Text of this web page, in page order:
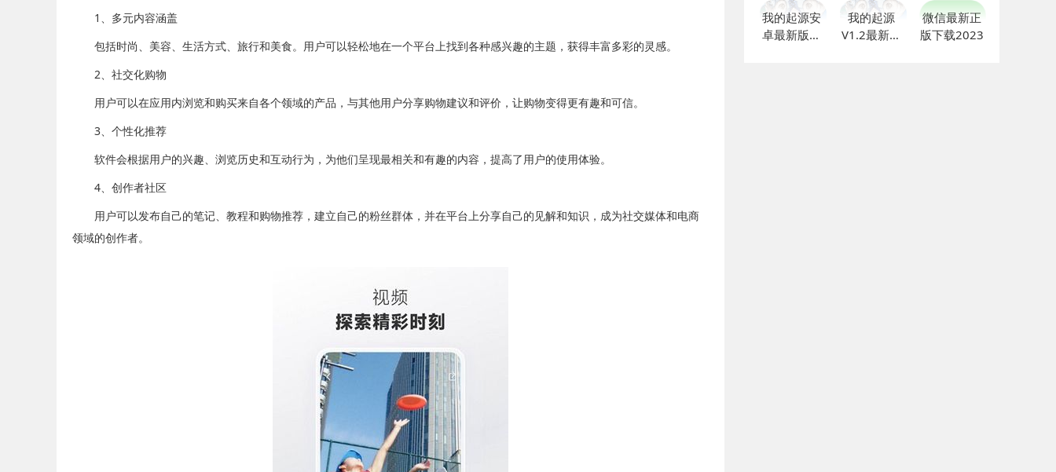
1、多元内容涵盖
包括时尚、美容、生活方式、旅行和美食。用户可以轻松地在一个平台上找到各种感兴趣的主题，获得丰富多彩的灵感。
2、社交化购物
用户可以在应用内浏览和购买来自各个领域的产品，与其他用户分享购物建议和评价，让购物变得更有趣和可信。
3、个性化推荐
软件会根据用户的兴趣、浏览历史和互动行为，为他们呈现最相关和有趣的内容，提高了用户的使用体验。
4、创作者社区
用户可以发布自己的笔记、教程和购物推荐，建立自己的粉丝群体，并在平台上分享自己的见解和知识，成为社交媒体和电商
领域的创作者。
我的起源安
卓最新版下
我的起源
V1.2最新版
微信最新正
版下载2023